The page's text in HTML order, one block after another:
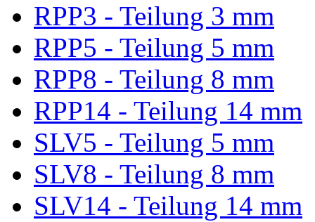
RPP3 - Teilung 3 mm
RPP5 - Teilung 5 mm
RPP8 - Teilung 8 mm
RPP14 - Teilung 14 mm
SLV5 - Teilung 5 mm
SLV8 - Teilung 8 mm
SLV14 - Teilung 14 mm